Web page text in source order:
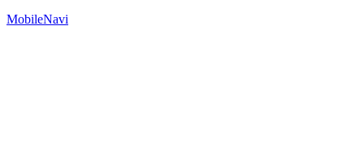
MobileNavi